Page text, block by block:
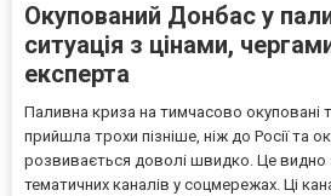
Окупований Донбас у
ситуація з цінами,
експерта
Паливна криза на тимчасово окуповані
прийшла трохи пізніше, ніж до Росії та
розвивається доволі швидко. Це видно
тематичних каналів у соцмережах. Ці